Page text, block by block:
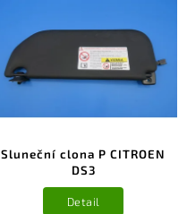
Sluneční clona P CITROEN
DS3
Detail